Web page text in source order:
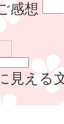
感想
見える